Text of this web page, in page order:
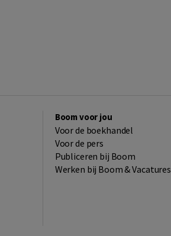
Boom voor jou
Voor de boekhandel
Voor de pers
Publiceren bij Boom
Werken bij Boom & Vacatures